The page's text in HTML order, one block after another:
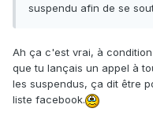
suspendu afin de se
Ah ça c'est vrai, à
que tu lançais un appel à
les suspendus, ça dit être
liste facebook.